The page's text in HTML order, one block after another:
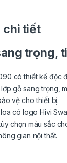
chi tiết
trọng,
có thiết kế độc
gỗ sang trọng,
vệ cho thiết bị.
có logo Hivi
chọn màu sắc
gian nội thất.